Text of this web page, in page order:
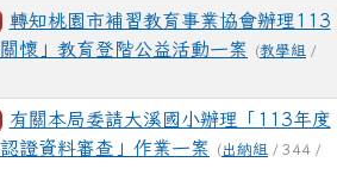
轉知桃園市補習教育事業協會辦理113
懷」教育登階公益活動一案
(教學組 /
有關本局委請大溪國小辦理「113年度
證資料審查」作業一案
(出納組 / 344 /